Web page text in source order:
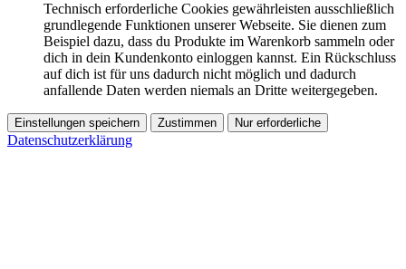
Technisch erforderliche Cookies gewährleisten ausschließlich
grundlegende Funktionen unserer Webseite. Sie dienen zum
Beispiel dazu, dass du Produkte im Warenkorb sammeln oder
dich in dein Kundenkonto einloggen kannst. Ein Rückschluss
auf dich ist für uns dadurch nicht möglich und dadurch
anfallende Daten werden niemals an Dritte weitergegeben.
Einstellungen speichern Zustimmen Nur erforderliche
Datenschutzerklärung